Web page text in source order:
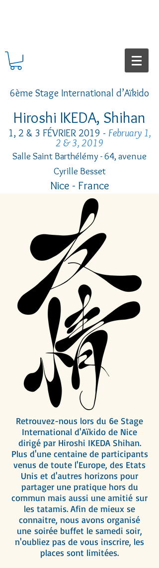
6ème Stage International d’Aïkido
Hiroshi IKEDA, Shihan
1, 2 & 3 FÉVRIER 2019 - February 1,
2 & 3, 2019
Salle Saint Barthélémy - 64, avenue
Cyrille Besset
Nice - France
Retrouvez-nous lors du 6e Stage
International d'Aïkido de Nice
dirigé par Hiroshi IKEDA Shihan.
Plus d'une centaine de participants
venus de toute l'Europe, des Etats
Unis et d'autres horizons pour
partager une pratique hors du
commun mais aussi une amitié sur
les tatamis. Afin de mieux se
connaitre, nous avons organisé
une soirée buffet le samedi soir,
n'oubliez pas de vous inscrire, les
places sont limitées.